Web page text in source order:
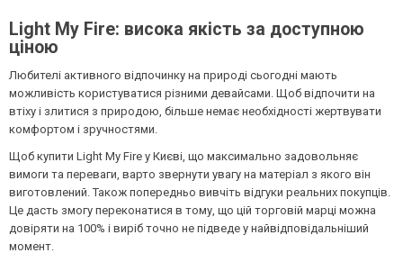
Light My Fire: висока якість за доступною
ціною
Любителі активного відпочинку на природі сьогодні мають
можливість користуватися різними девайсами. Щоб відпочити на
втіху і злитися з природою, більше немає необхідності жертвувати
комфортом і зручностями.
Щоб купити Light My Fire у Києві, що максимально задовольняє
вимоги та переваги, варто звернути увагу на матеріал з якого він
виготовлений. Також попередньо вивчіть відгуки реальних покупців.
Це дасть змогу переконатися в тому, що цій торговій марці можна
довіряти на 100% і виріб точно не підведе у найвідповідальніший
момент.